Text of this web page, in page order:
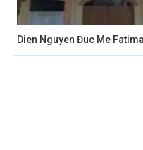
Dien Nguyen Đuc Me